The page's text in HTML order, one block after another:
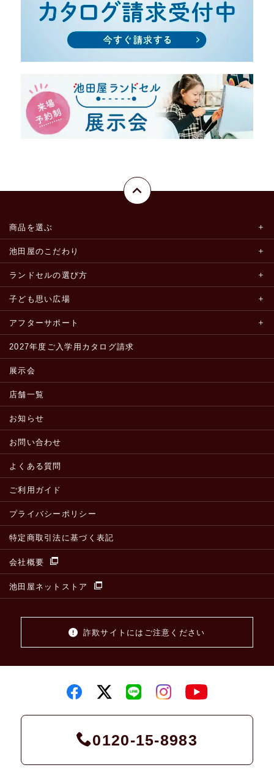
商品を選ぶ
池田屋のこだわり
ランドセルの選び方
子ども思い広場
アフターサポート
2027年度ご入学用カタログ請求
展示会
店舗一覧
お知らせ
お問い合わせ
よくある質問
ご利用ガイド
プライバシーポリシー
特定商取引法に基づく表記
会社概要
池田屋ネットストア
詐欺サイトにはご注意ください
0120-15-8983